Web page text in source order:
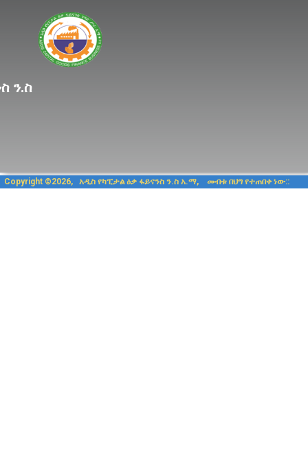
ን.ስ
Copyright ©2026, አዲስ የካፒታል